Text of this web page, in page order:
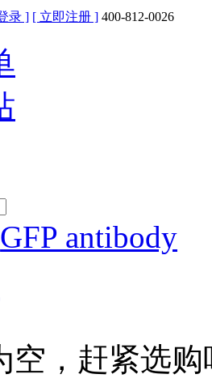
录 ] [ 立即注册 ] 400-812-0026
GFP antibody
空，赶紧选购